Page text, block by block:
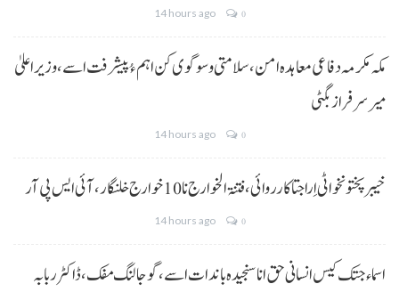
14 hours ago 0
مکہ مکرمہ دفاعی معاہدہ امن، سلامتی و سوگوی کن اہم ءُ پیشرفت اسے،وزیراعلیٰ
میر سرفراز بگٹی
14 hours ago 0
خیبر پختونخوا ٹی اِرا جتا کارروائی، فتنۃ الخوارج نا 10خوارج خلنگار،آئی ایس پی آر
14 hours ago 0
اسماء جتک کیس انسانی حق انا سنجیدہ باندات اسے، گوجالنگ مفک،ڈاکٹر ربابہ